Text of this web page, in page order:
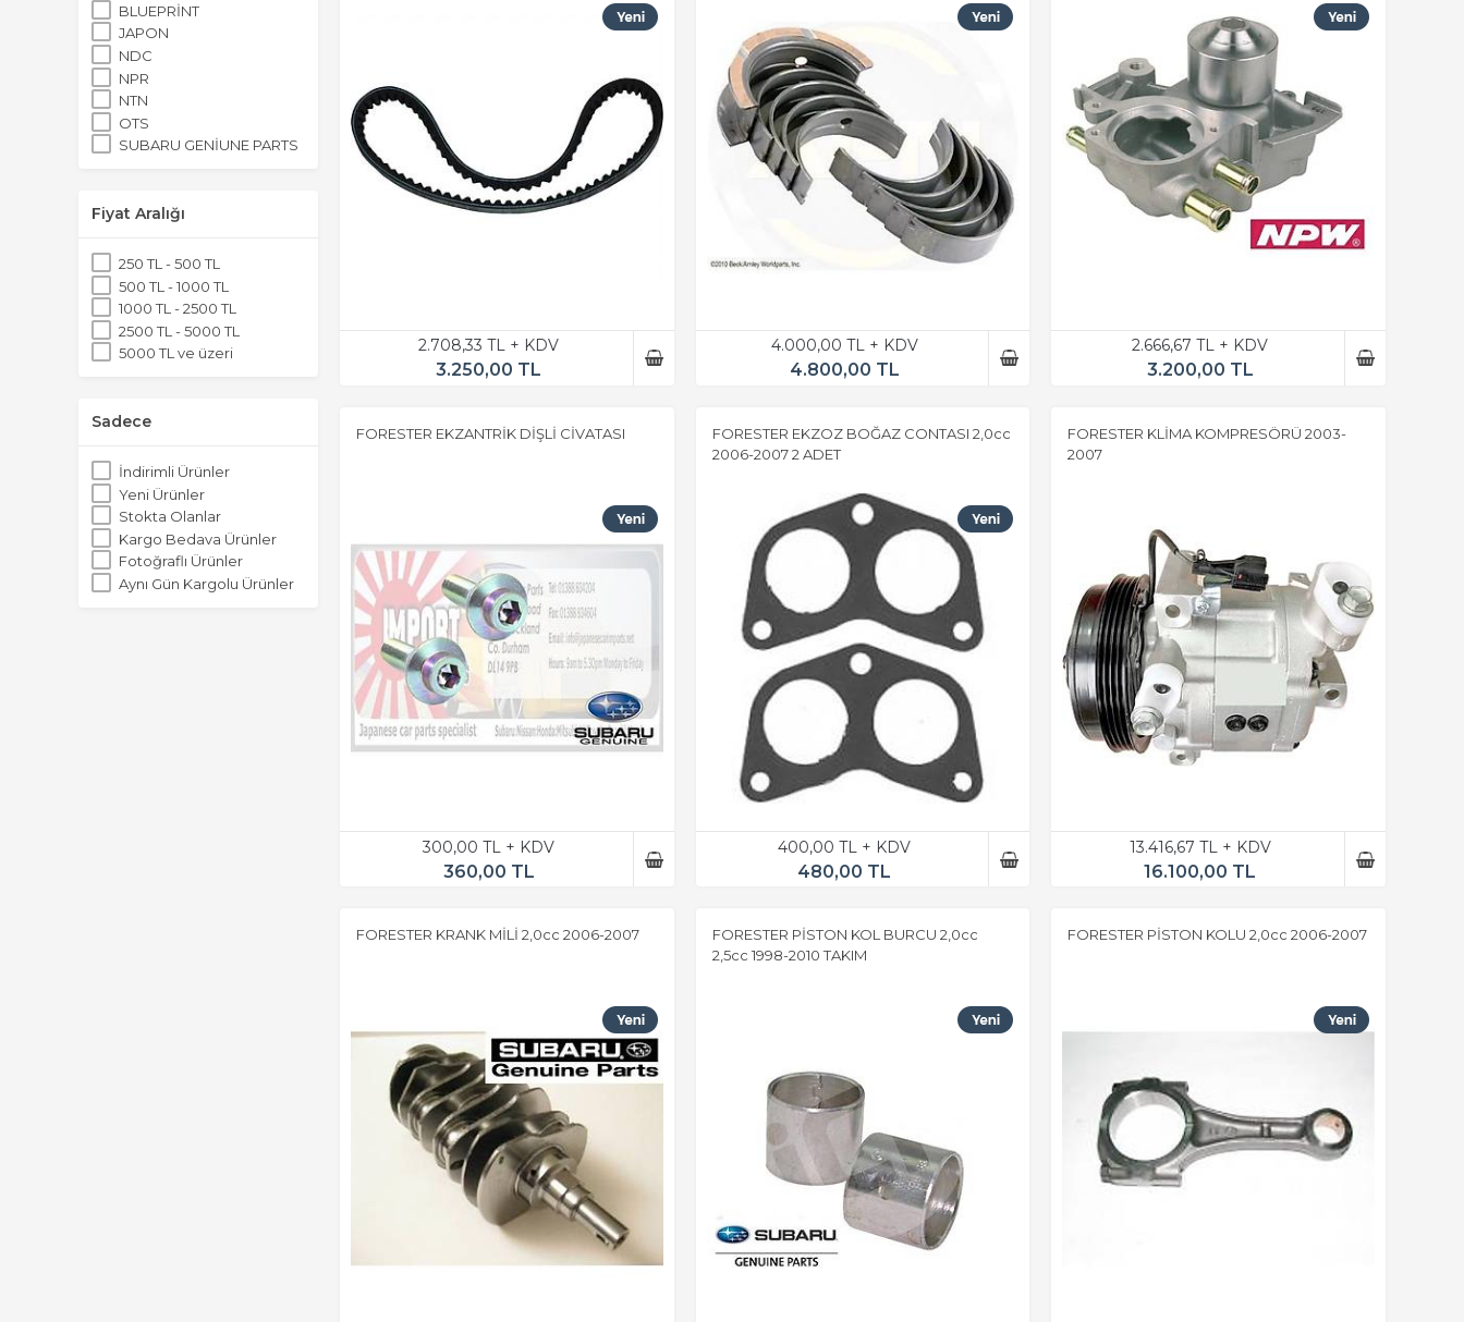
BLUEPRİNT
JAPON
NDC
NPR
NTN
OTS
SUBARU GENİUNE PARTS
Fiyat Aralığı
250 TL - 500 TL
500 TL - 1000 TL
1000 TL - 2500 TL
2500 TL - 5000 TL
5000 TL ve üzeri
Sadece
İndirimli Ürünler
Yeni Ürünler
Stokta Olanlar
Kargo Bedava Ürünler
Fotoğraflı Ürünler
Aynı Gün Kargolu Ürünler
2.708,33 TL + KDV
3.250,00 TL
4.000,00 TL + KDV
4.800,00 TL
2.666,67 TL + KDV
3.200,00 TL
FORESTER EKZANTRİK DİŞLİ CİVATASI
300,00 TL + KDV
360,00 TL
FORESTER EKZOZ BOĞAZ CONTASI 2,0cc
2006-2007 2 ADET
400,00 TL + KDV
480,00 TL
FORESTER KLİMA KOMPRESÖRÜ 2003-
2007
13.416,67 TL + KDV
16.100,00 TL
FORESTER KRANK MİLİ 2,0cc 2006-2007
FORESTER PİSTON KOL BURCU 2,0cc
2,5cc 1998-2010 TAKIM
FORESTER PİSTON KOLU 2,0cc 2006-2007